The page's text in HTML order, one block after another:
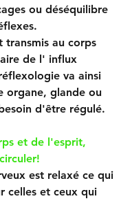
ou déséquilibre
transmis au corps
de l' influx
va ainsi
organe, glande ou
d'être régulé.
et de l'esprit,
est relaxé ce qui
celles et ceux qui